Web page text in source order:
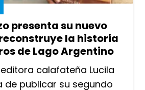
presenta su nuevo
la historia
de Lago Argentino
calafateña Lucila
de publicar su segundo